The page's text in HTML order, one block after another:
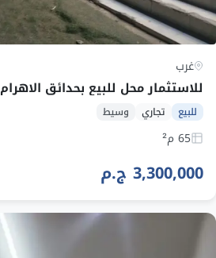
غرب
للاستثمار محل للبيع بحدائق الاهرام
للبيع تجاري وسيط
65 م²
3,300,000 ج.م